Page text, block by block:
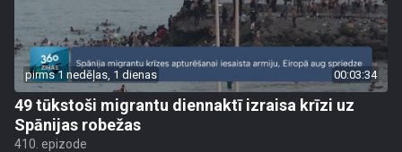
pirms 1 nedēļas, 1 dienas 00:03:34
49 tūkstoši migrantu diennaktī izraisa krīzi uz
Spānijas robežas
410. epizode